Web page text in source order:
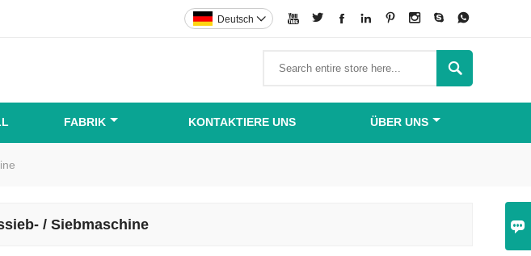

       
Deutsch 

FABRIK KONTAKTIERE UNS ÜBER UNS
/ Siebmaschine